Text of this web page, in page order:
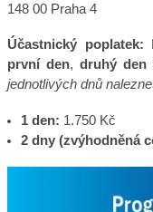
148 00 Praha 4
Účastnický poplatek:
první den, druhý den
jednotlivých dnů
1 den: 1.750 Kč
2 dny (zvýhodněná